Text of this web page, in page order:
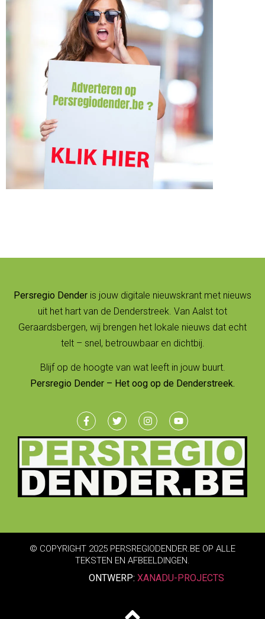
Persregio Dender is jouw digitale nieuwskrant met nieuws
uit het hart van de Denderstreek. Van Aalst tot
Geraardsbergen, wij brengen het lokale nieuws dat echt
telt – snel, betrouwbaar en dichtbij.
Blijf op de hoogte van wat leeft in jouw buurt.
Persregio Dender – Het oog op de Denderstreek.
© COPYRIGHT 2025 PERSREGIODENDER.BE OP ALLE
TEKSTEN EN AFBEELDINGEN.
ONTWERP: XANADU-PROJECTS